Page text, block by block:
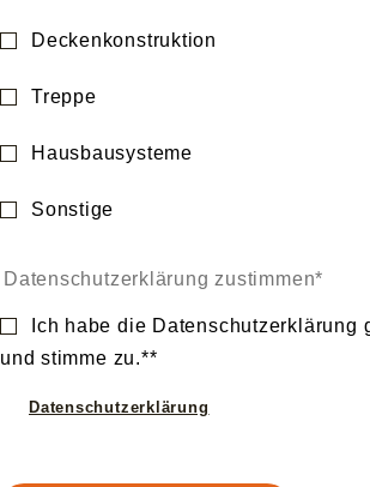
Deckenkonstruktion
Treppe
Hausbausysteme
Sonstige
Datenschutzerklärung zustimmen
Ich habe die Datenschutzerklärung
und stimme zu.**
Datenschutzerklärung